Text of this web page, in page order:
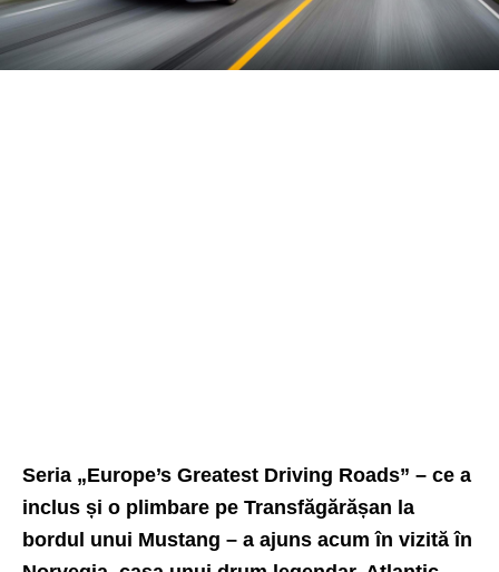
Seria „Europe’s Greatest Driving Roads” – ce a
inclus și o plimbare pe Transfăgărășan la
bordul unui Mustang – a ajuns acum în vizită în